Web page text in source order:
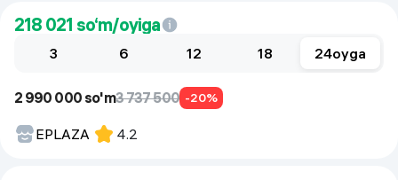
218 021 so‘m/oyiga
3 6 12 18 24oyga
2 990 000 so'm3 737 500 -20%
EPLAZA 4.2